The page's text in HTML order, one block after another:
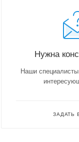
Нужна
Наши
ЗАДАТЬ